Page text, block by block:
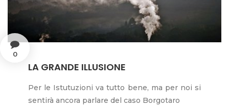
0
LA GRANDE ILLUSIONE
Per le Istutuzioni va tutto bene, ma per noi si
sentirà ancora parlare del caso Borgotaro